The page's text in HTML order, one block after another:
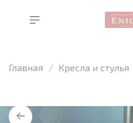
Главная Кресла и стулья